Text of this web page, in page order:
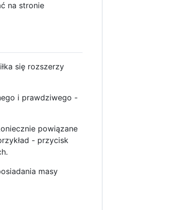
na stronie
się rozszerzy
i prawdziwego -
powiązane
- przycisk
masy